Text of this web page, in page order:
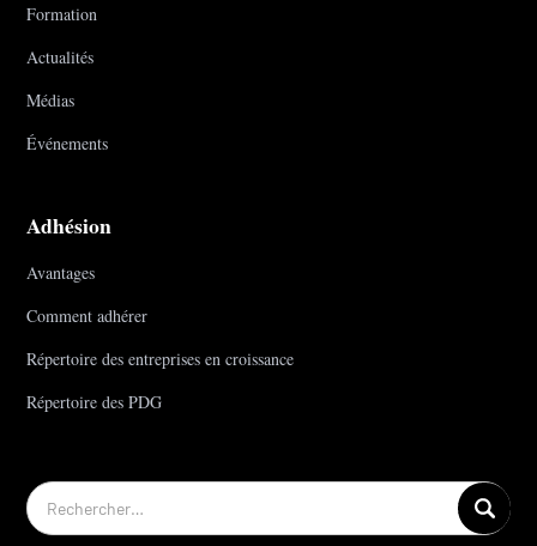
Formation
Actualités
Médias
Événements
Adhésion
Avantages
Comment adhérer
Répertoire des entreprises en croissance
Répertoire des PDG